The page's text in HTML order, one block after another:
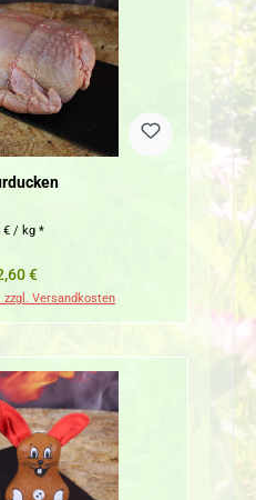
€ / kg *
Preis:
€
Versandkosten